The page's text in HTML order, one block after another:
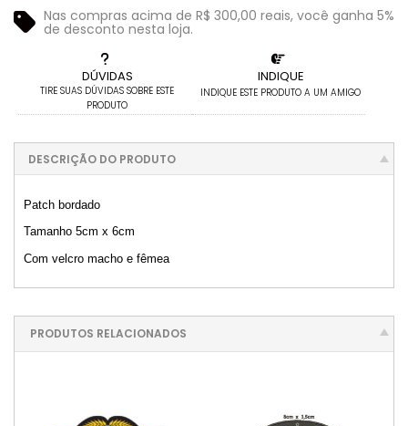
DÚVIDAS
TIRE SUAS DÚVIDAS SOBRE ESTE
PRODUTO
INDIQUE
INDIQUE ESTE PRODUTO A UM AMIGO
Nas compras acima de R$ 300,00 reais, você ganha 5%
de desconto nesta loja.
DESCRIÇÃO DO PRODUTO
Patch bordado
Tamanho 5cm x 6cm
Com velcro macho e fêmea
PRODUTOS RELACIONADOS